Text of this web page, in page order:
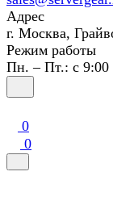
Адрес
г. Москва,
Режим работы
Пн. – Пт.: с 9:00
0
0